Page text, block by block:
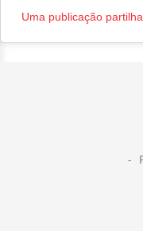
Uma publicação